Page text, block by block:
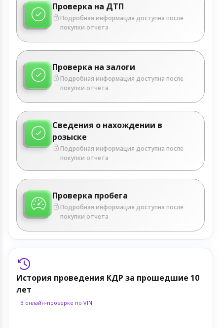
Проверка на ДТП
Подробная информация доступна после
покупки отчета
Проверка на залоги
Подробная информация доступна после
покупки отчета
Сведения о нахождении в
розыске
Подробная информация доступна после
покупки отчета
Проверка пробега
Подробная информация доступна после
покупки отчета
История проведения КДР за прошедшие 10
лет
В онлайн-проверке по VIN